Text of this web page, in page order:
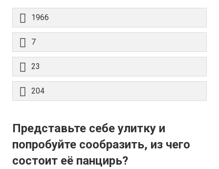
1966
7
23
204
Представьте себе улитку и
попробуйте сообразить, из чего
состоит её панцирь?